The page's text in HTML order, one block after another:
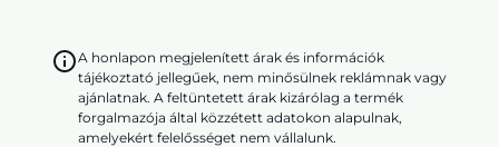
A honlapon megjelenített árak és információk
tájékoztató jellegűek, nem minősülnek reklámnak vagy
ajánlatnak. A feltüntetett árak kizárólag a termék
forgalmazója által közzétett adatokon alapulnak,
amelyekért felelősséget nem vállalunk.